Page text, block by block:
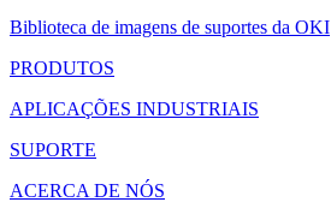
Biblioteca de imagens de suportes da OKI
PRODUTOS
APLICAÇÕES INDUSTRIAIS
SUPORTE
ACERCA DE NÓS